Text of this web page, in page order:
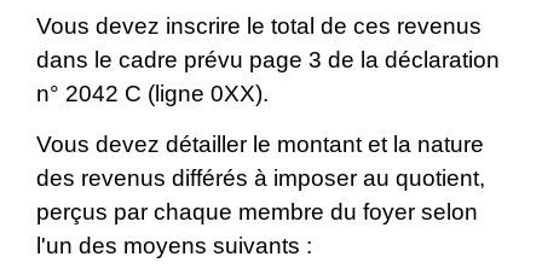
Vous devez inscrire le total de ces revenus
dans le cadre prévu page 3 de la déclaration
n° 2042 C (ligne 0XX).
Vous devez détailler le montant et la nature
des revenus différés à imposer au quotient,
perçus par chaque membre du foyer selon
l'un des moyens suivants :